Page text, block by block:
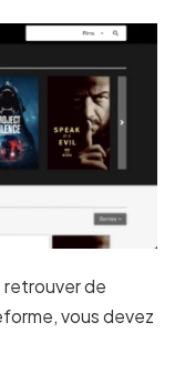
retrouver de
vous devez